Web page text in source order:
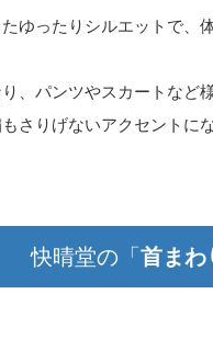
ゆったりシルエットで、
、パンツやスカートなど
もさりげないアクセントに
快晴堂の「首まわ